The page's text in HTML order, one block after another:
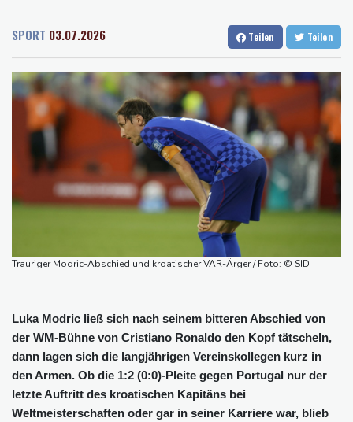
Dresden
Wien
30 °C
Baden-Baden
23 °C
Einsatz der Bundeswehr
30-Jähriger nach Streit an Bahnhof Zoo erschossen: Täter in
Berlin flüchtig
Sonnenfinsternis: Forscher untersuchen Auswirkungen auf
Navigation und Funksysteme
Wegen Patientenmorden verurteilter Krankenpfleger: Rund 120
weitere Verdachtsfälle
"Vertrauen gebrochen": UEFA und Co. legen gegen Infantino
nach
Rückreisewelle nimmt Fahrt auf: ADAC rechnet erneut mit Staus
SPORT 03.07.2026 Teilen Teilen
Trauriger Modric-Abschied und kroatischer VAR-Ärger / Foto: © SID
Luka Modric ließ sich nach seinem bitteren Abschied von
der WM-Bühne von Cristiano Ronaldo den Kopf tätscheln,
dann lagen sich die langjährigen Vereinskollegen kurz in
den Armen. Ob die 1:2 (0:0)-Pleite gegen Portugal nur der
letzte Auftritt des kroatischen Kapitäns bei
Weltmeisterschaften oder gar in seiner Karriere war, blieb